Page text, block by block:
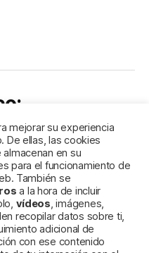
mejorar su experiencia
De ellas, las cookies
en su
para el funcionamiento de
También se
a la hora de incluir
vídeos, imágenes,
recopilar datos sobre ti,
adicional de
con ese contenido